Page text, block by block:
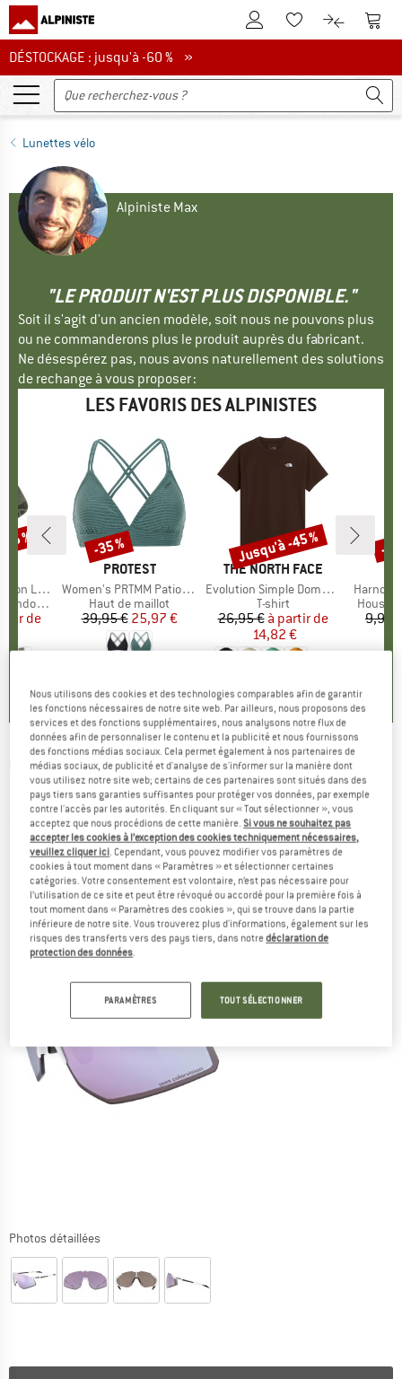
Vers le compte client
Vers la liste
Vers le
DÉSTOCKAGE : jusqu'à -60 %
DÉSTOCKAGE : jusqu'à -60 % »
Lunettes vélo
Alpiniste Max
"LE PRODUIT N'EST PLUS DISPONIBLE."
Soit il s'agit d'un ancien modèle, soit nous ne pouvons plus
ou ne commanderons plus le produit auprès du fabricant.
Ne désespérez pas, nous avons naturellement des solutions
de rechange à vous proposer :
LES FAVORIS DES ALPINISTES
Socks
réduit
de
%
MARQUE
PROTEST
Article
Women's PRTMM Patio Triangle
Product group
Haut de maillot
Prix
39,95 € Prix réduit
25,97 €
Remise
-35 %
MARQUE
THE NORTH FACE
Article
Evolution Simple Dome Short Sleeve
Product group
T-shirt
Prix
26,95 € Prix réduit
à partir de
14,82 €
Remise
Jusqu'à -45 %
Article
Housse
9,95
-
UVEX - Pace Perform CV Mirror Cat. 3 -
Lunettes vélo
(0)
Photos détaillées
Nous utilisons des cookies et des technologies comparables afin de garantir
les fonctions nécessaires de notre site web. Par ailleurs, nous proposons des
services et des fonctions supplémentaires, nous analysons notre flux de
données afin de personnaliser le contenu et la publicité et nous fournissons
des fonctions médias sociaux. Cela permet également à nos partenaires de
médias sociaux, de publicité et d'analyse de s'informer sur la manière dont
vous utilisez notre site web; certains de ces partenaires sont situés dans des
pays tiers sans garanties suffisantes pour protéger vos données, par exemple
contre l'accès par les autorités. En cliquant sur « Tout sélectionner », vous
acceptez que nous procédions de cette manière.Si vous ne souhaitez pas
accepter les cookies à l’exception des cookies techniquement nécessaires,
veuillez cliquer ici. Cependant, vous pouvez modifier vos paramètres de
cookies à tout moment dans « Paramètres » et sélectionner certaines
catégories. Votre consentement est volontaire, n’est pas nécessaire pour
l’utilisation de ce site et peut être révoqué ou accordé pour la première fois à
tout moment dans « Paramètres des cookies », qui se trouve dans la partie
inférieure de notre site. Vous trouverez plus d'informations, également sur les
risques des transferts vers des pays tiers, dans notredéclaration de
protection des données.
PARAMÈTRES TOUT SÉLECTIONNER